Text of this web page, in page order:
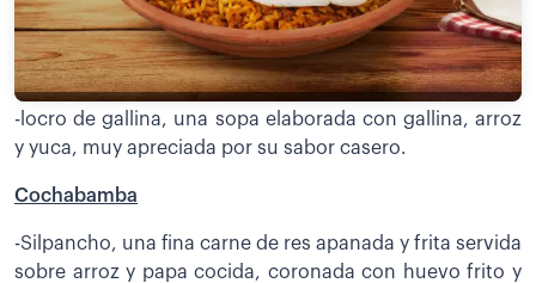
-locro de gallina, una sopa elaborada con gallina, arroz
y yuca, muy apreciada por su sabor casero.
Cochabamba
-Silpancho, una fina carne de res apanada y frita servida
sobre arroz y papa cocida, coronada con huevo frito y